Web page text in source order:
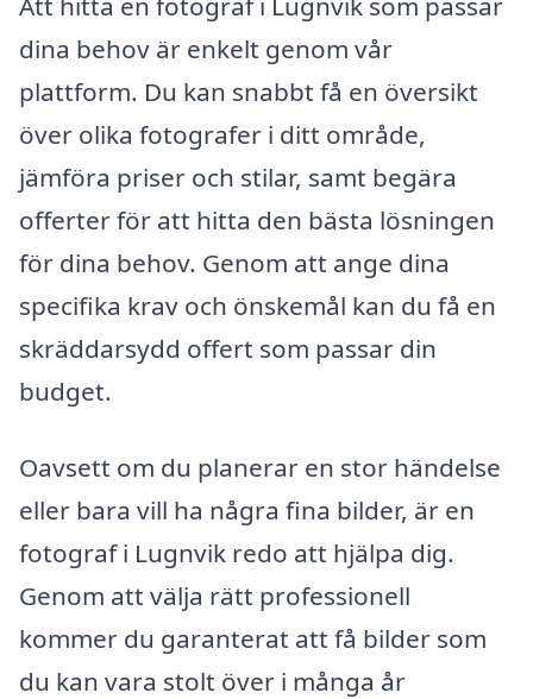
dina behov är enkelt genom vår
plattform. Du kan snabbt få en översikt
över olika fotografer i ditt område,
jämföra priser och stilar, samt begära
offerter för att hitta den bästa lösningen
för dina behov. Genom att ange dina
specifika krav och önskemål kan du få en
skräddarsydd offert som passar din
budget.
Oavsett om du planerar en stor händelse
eller bara vill ha några fina bilder, är en
fotograf i Lugnvik redo att hjälpa dig.
Genom att välja rätt professionell
kommer du garanterat att få bilder som
du kan vara stolt över i många år